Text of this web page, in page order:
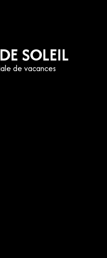
SOLEIL
de vacances